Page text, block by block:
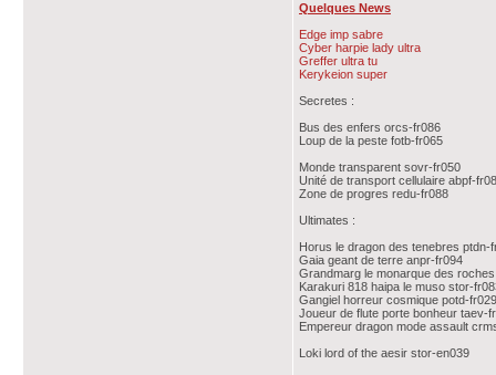
Quelques News
Edge imp sabre
Cyber harpie lady ultra
Greffer ultra tu
Kerykeion super
Secretes :
Bus des enfers orcs-fr086
Loup de la peste fotb-fr065
Monde transparent sovr-fr050
Unité de transport cellulaire abpf-
Zone de progres redu-fr088
Ultimates :
Horus le dragon des tenebres ptdn-
Gaia geant de terre anpr-fr094
Grandmarg le monarque des
Karakuri 818 haipa le muso stor-
Gangiel horreur cosmique potd-fr029
Joueur de flute porte bonheur taev-
Empereur dragon mode assault
Loki lord of the aesir stor-en039